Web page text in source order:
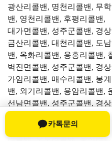
광산리콜밴, 명천리콜밴, 무
밴, 영천리콜밴, 후평리콜밴,
대가면콜밴, 성주군콜밴, 경
금산리콜밴, 대천리콜밴, 도
밴, 옥화리콜밴, 용흥리콜밴,
벽진면콜밴, 성주군콜밴, 경
가암리콜밴, 매수리콜밴, 봉
밴, 외기리콜밴, 용암리콜밴,
선남면콜밴, 성주군콜밴, 경
관화리콜밴, 도성리콜밴, 도
밴, 명포리콜밴, 선원리콜밴,
리콜밴, 오도리콜밴, 용신리
카톡문의